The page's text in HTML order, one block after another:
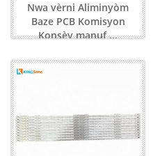
Nwa vèrni Aliminyòm
Baze PCB Komisyon
Konsèy manuf ...